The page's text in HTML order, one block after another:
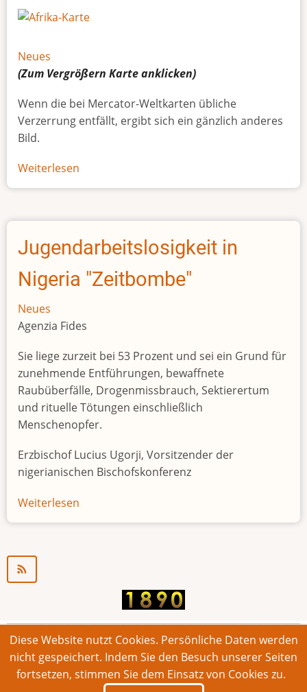
Neues
(Zum Vergrößern Karteanklicken)
Wenn die bei Mercator-Weltkarten übliche
Verzerrung entfällt, ergibt sich ein gänzlich anderes
Bild.
Weiterlesen
Afrikas
Größe
Jugendarbeitslosigkeit in
Nigeria "Zeitbombe"
Neues
Agenzia Fides
Sie liege zurzeit bei 53 Prozent und sei ein Grund für
zunehmende Entführungen, bewaffnete
Raubüberfälle, Drogenmissbrauch, Sektierertum
und rituelle Tötungen einschließlich
Menschenopfer.
Erzbischof Lucius Ugorji, Vorsitzender der
nigerianischen Bischofskonferenz
Weiterlesen
Jugendarbeitslosigkeit
© 2026 Bonner Aufruf. Alle Rechte vorbehalten.
Footer
Impressum Kontakt Intern
Diese Website nutzt Cookies. Persönliche Daten werden
nicht gespeichert. Indem Sie den Besuch unserer Seiten
fortsetzen, stimmen Sie dem Einsatz von Cookies zu.